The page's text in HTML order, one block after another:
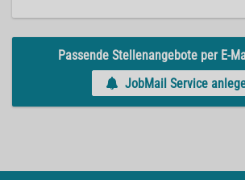
Passende Stellenangebote per E-
JobMail Service